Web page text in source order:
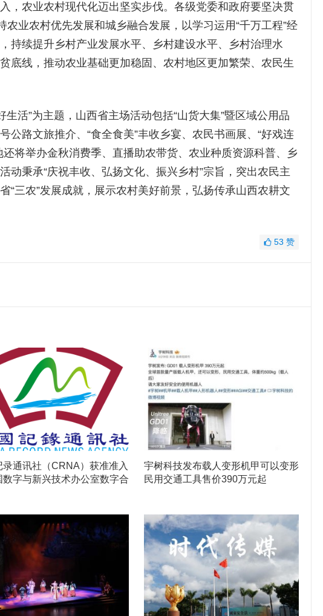
，农业农村现代化迈出坚实步伐。各级党委和政府要坚决贯
农业农村优先发展和城乡融合发展，以学习运用“千万工程”经
持续提升乡村产业发展水平、乡村建设水平、乡村治理水
底线，推动农业基础更加稳固、农村地区更加繁荣、农民生
活”为主题，山西省主场活动包括“山货大集”暨区域公用品
公路文旅推介、“食全食美”丰收乡宴、农民书画展、“好戏连
将举办金秋消费季、直播助农带货、农业种质资源科普、乡
动秉承“庆祝丰收、弘扬文化、振兴乡村”宗旨，突出农民主
“三农”发展成就，展示农村美好前景，弘扬传承山西农耕文
53 赞
录通讯社（CRNA）获准准入
数字与新兴技术办公室数字合
宇树科技发布载人变形机甲可以变形
民用交通工具售价390万元起